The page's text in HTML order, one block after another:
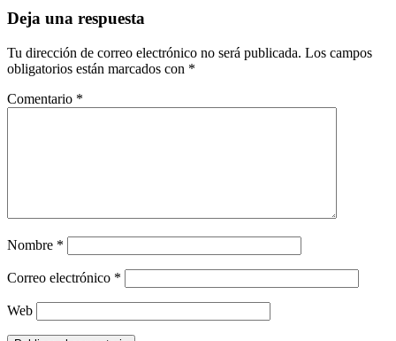
Deja una respuesta
Tu dirección de correo electrónico no será publicada. Los campos
obligatorios están marcados con *
Comentario *
Nombre *
Correo electrónico *
Web